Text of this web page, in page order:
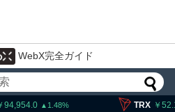
WebX完全ガイド
TRX 0.84